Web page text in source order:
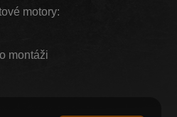
motory:
montáži